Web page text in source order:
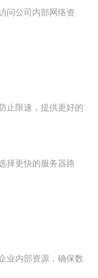
问公司内部网络资
止限速，提供更好的
择更快的服务器路
业内部资源，确保数